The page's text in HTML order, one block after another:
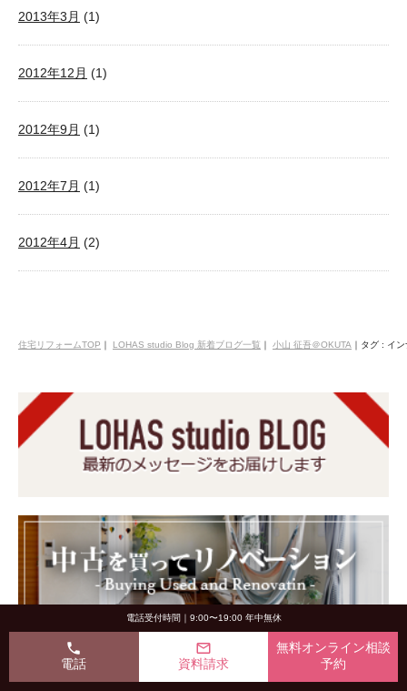
2013年3月 (1)
2012年12月 (1)
2012年9月 (1)
2012年7月 (1)
2012年4月 (2)
住宅リフォームTOP ｜ LOHAS studio Blog 新着ブログ一覧 ｜ 小山 征吾＠OKUTA ｜ タグ : イ
電話受付時間｜9:00〜19:00 年中無休
phone
電話
mail_outline
資料請求
無料オンライン相談
予約